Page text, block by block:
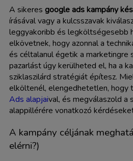
A sikeres google ads kampány
írásával vagy a kulcsszavak
leggyakoribb és legköltségesebb
elkövetnek, hogy azonnal a
és céltalanul égetik a marketingre
pazarlást úgy kerülheted el, ha a
sziklaszilárd stratégiát építesz.
elköltenél, elengedhetetlen, hogy
Ads alapjaival, és megválaszold a
alappillérére vonatkozó
A kampány céljának
elérni?)